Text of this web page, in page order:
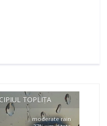
TOPLIȚA
moderate rain